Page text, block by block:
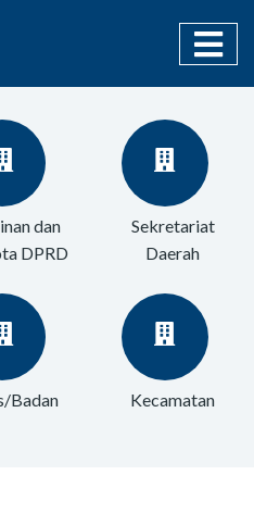
dan
DPRD
Sekretariat
Daerah
Badan Kecamatan